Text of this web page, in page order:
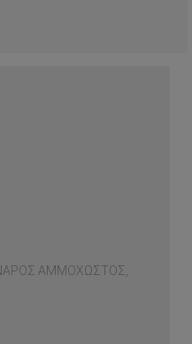
ΑΜΜΟΧΩΣΤΟΣ,